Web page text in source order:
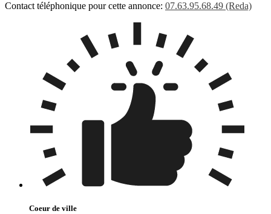
Contact téléphonique pour cette annonce: 07.63.95.68.49 (Reda)
Coeur de ville